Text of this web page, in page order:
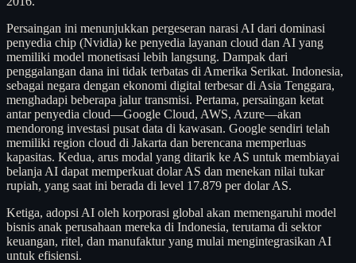
Persaingan ini menunjukkan pergeseran narasi AI dari dominasi
penyedia chip (Nvidia) ke penyedia layanan cloud dan AI yang
memiliki model monetisasi lebih langsung. Dampak dari
penggalangan dana ini tidak terbatas di Amerika Serikat. Indonesia,
sebagai negara dengan ekonomi digital terbesar di Asia Tenggara,
menghadapi beberapa jalur transmisi. Pertama, persaingan ketat
antar penyedia cloud—Google Cloud, AWS, Azure—akan
mendorong investasi pusat data di kawasan. Google sendiri telah
memiliki region cloud di Jakarta dan berencana memperluas
kapasitas. Kedua, arus modal yang ditarik ke AS untuk membiayai
belanja AI dapat memperkuat dolar AS dan menekan nilai tukar
rupiah, yang saat ini berada di level 17.879 per dolar AS.
Ketiga, adopsi AI oleh korporasi global akan memengaruhi model
bisnis anak perusahaan mereka di Indonesia, terutama di sektor
keuangan, ritel, dan manufaktur yang mulai mengintegrasikan AI
untuk efisiensi.